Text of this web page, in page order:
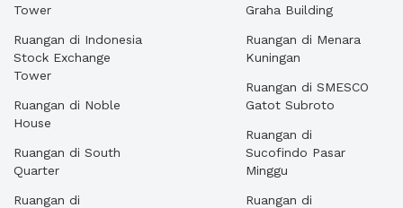
Tower
Ruangan di Indonesia
Stock Exchange
Tower
Ruangan di Noble
House
Ruangan di South
Quarter
Ruangan di
Graha Building
Ruangan di Menara
Kuningan
Ruangan di SMESCO
Gatot Subroto
Ruangan di
Sucofindo Pasar
Minggu
Ruangan di